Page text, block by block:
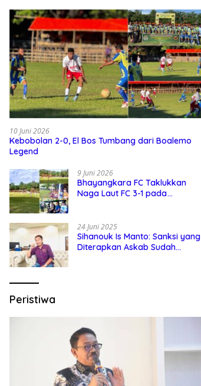
10 Juni 2026
Kebobolan 2-0, El Bos Tumbang dari Boalemo
Legend
9 Juni 2026
Bhayangkara FC Taklukkan
Naga Laut FC 3-1 pada
24 Juni 2025
Sihanouk Is Manto: Sanksi yang
Diterapkan Askab Sudah
Peristiwa